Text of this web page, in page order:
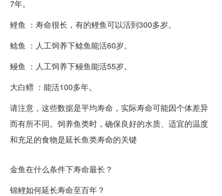
7年。
鲤鱼 ：寿命很长，有的鲤鱼可以活到300多岁。
鲶鱼 ：人工饲养下鲶鱼能活60岁。
鳗鱼 ：人工饲养下鳗鱼能活55岁。
大白鳣 ：能活100多年。
请注意，这些数据是平均寿命，实际寿命可能因个体差异
而有所不同。饲养鱼类时，确保良好的水质、适宜的温度
和充足的食物是延长鱼类寿命的关键
金鱼在什么条件下寿命最长？
锦鲤如何延长寿命至百年？